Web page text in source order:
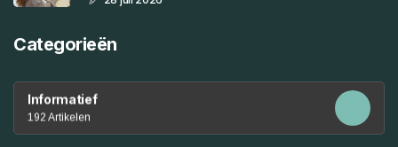
Categorieën
Informatief
192 Artikelen